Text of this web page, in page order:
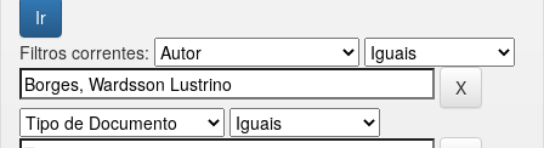
Filtros correntes: